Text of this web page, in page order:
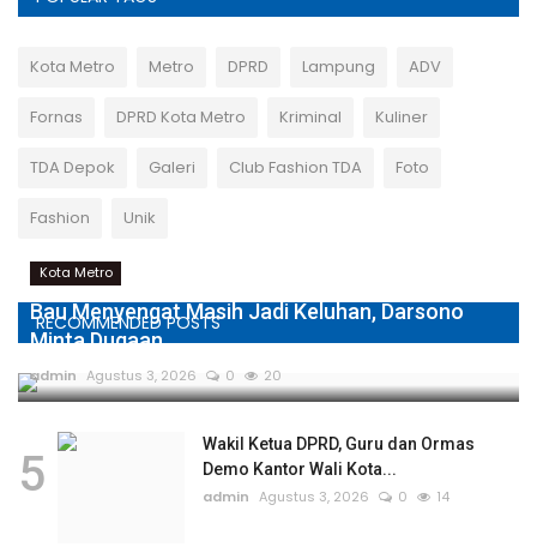
Kota Metro Metro DPRD Lampung ADV
Fornas DPRD Kota Metro Kriminal Kuliner
TDA Depok Galeri Club Fashion TDA Foto
Fashion Unik
RECOMMENDED POSTS
Kota Metro
Bau Menyengat Masih Jadi Keluhan, Darsono
Minta Dugaan...
admin Agustus 3, 2026 0 20
5
Wakil Ketua DPRD, Guru dan Ormas
Demo Kantor Wali Kota...
admin Agustus 3, 2026 0 14